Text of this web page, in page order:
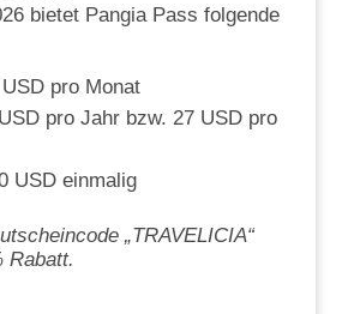
bietet Pangia Pass folgende
pro Monat
pro Jahr bzw. 27 USD pro
USD einmalig
„TRAVELICIA“
Rabatt.